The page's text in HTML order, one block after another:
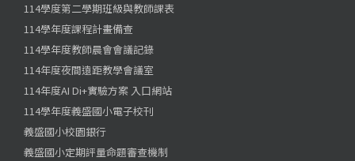
114學度第二學期班級與教師課表
114學年度課程計畫備查
114學年度教師晨會會議記錄
114年度夜間遠距教學會議室
114年度AI Di+實驗方案 入口網站
114學年度義盛國小電子校刊
義盛國小校園銀行
義盛國小定期評量命題審查機制